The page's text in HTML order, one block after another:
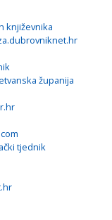
književnika
županija
tjednik